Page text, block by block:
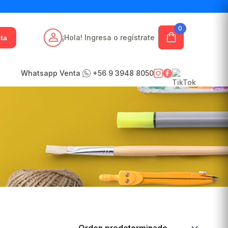
0
¡Hola! Ingresa o regístrate
Whatsapp Venta +56 9 3948 8050